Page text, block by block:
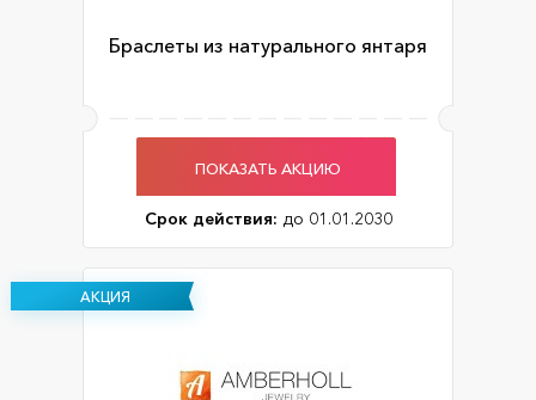
Браслеты из натурального янтаря
ПОКАЗАТЬ АКЦИЮ
Срок действия: до 01.01.2030
АКЦИЯ